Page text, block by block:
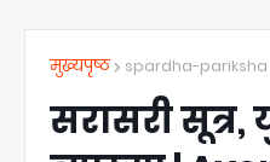
मुख्यपृष्ठ spardha-pariksha
सरासरी